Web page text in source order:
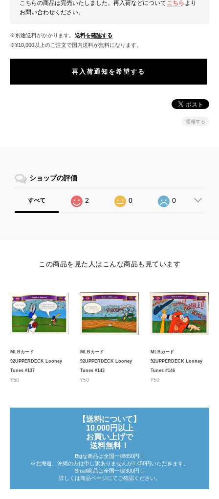
こちらの商品は完売いたしました。再入荷などについて こちら より
お問い合わせください。
※別途送料がかかります。 送料を確認する
※¥10,000以上のご注文で国内送料が無料になります。
再入荷通知を希望する
通報する
ショップの評価
すべて 2 0 0
この商品を見た人はこんな商品も見ています
MLBカード
92UPPERDECK Looney
Tunes #137
¥50
MLBカード
92UPPERDECK Looney
Tunes #143
¥50
MLBカード
92UPPERDECK Looney
Tunes #146
¥50
【送料について】
10,000円以上
お買い上げで
送料無料！
Bigな商品は全国一律850円！
※北海道、沖縄の方は申し訳ありませんが1,450円いただきます。
Small商品は全国一律300円！
詳しくは商品ページにてご確認ください。